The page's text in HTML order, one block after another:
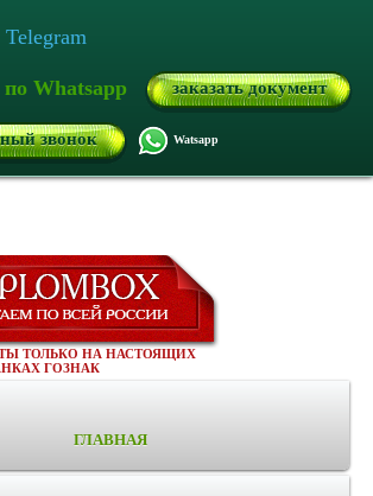
Whatsapp заказать документ
звонок Watsapp
ТОЛЬКО НА НАСТОЯЩИХ
ГОЗНАК
ГЛАВНАЯ